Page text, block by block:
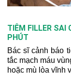
TIÊM FILLER SAI
PHÚT
Bác sĩ cảnh báo
tắc mạch máu
hoặc mù lòa vĩnh